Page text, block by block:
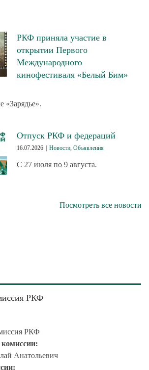
РКФ приняла участие в
открытии Первого
Международного
кинофестиваля «Белый Бим»
«Зарядье».
Отпуск РКФ и федераций
16.07.2026 Новости, Объявления
С 27 июля по 9 августа.
Посмотреть все новости
РКФ
РКФ
комиссии:
Анатольевич